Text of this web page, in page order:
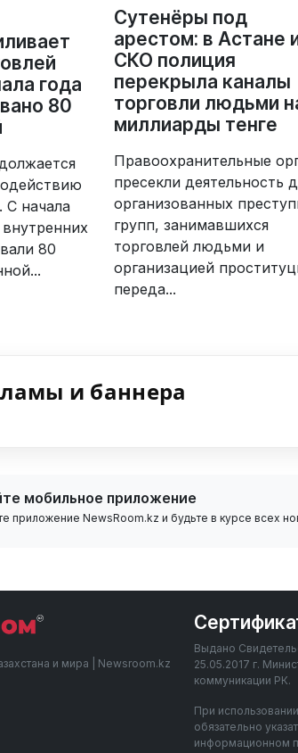
года
80
С начала
80
Сутенёры под
арестом: в Астане
СКО полиция
перекрыла каналы
торговли людьми
миллиарды тенге
Правоохранительные
пресекли деятельность
организованных
групп, занимавшихся
торговлей людьми и
организацией
переда...
и баннера
мобильное приложение
приложение NewsRoom.kz и будьте в курсе всех
и мира | Newsroom.kz
Выдано
25.05.2017 г.
коммуникации РК.
При
обязательно
информационном